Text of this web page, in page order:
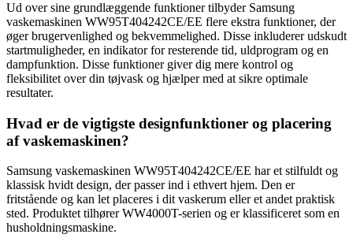
Ud over sine grundlæggende funktioner tilbyder Samsung
vaskemaskinen WW95T404242CE/EE flere ekstra funktioner, der
øger brugervenlighed og bekvemmelighed. Disse inkluderer udskudt
startmuligheder, en indikator for resterende tid, uldprogram og en
dampfunktion. Disse funktioner giver dig mere kontrol og
fleksibilitet over din tøjvask og hjælper med at sikre optimale
resultater.
Hvad er de vigtigste designfunktioner og placering
af vaskemaskinen?
Samsung vaskemaskinen WW95T404242CE/EE har et stilfuldt og
klassisk hvidt design, der passer ind i ethvert hjem. Den er
fritstående og kan let placeres i dit vaskerum eller et andet praktisk
sted. Produktet tilhører WW4000T-serien og er klassificeret som en
husholdningsmaskine.